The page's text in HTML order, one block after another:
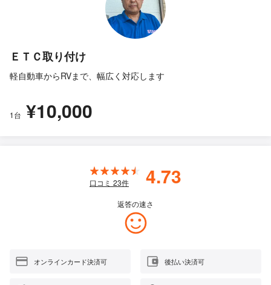
ＥＴＣ取り付け
軽自動車からRVまで、幅広く対応します
1台 ¥10,000
口コミ 23件 4.73
返答の速さ
オンラインカード決済可 後払い決済可